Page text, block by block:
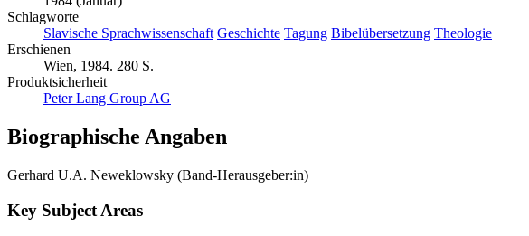
Schlagworte
Slavische Sprachwissenschaft Geschichte Tagung Bibelübersetzung Theologie
Erschienen
Wien, 1984. 280 S.
Produktsicherheit
Peter Lang Group AG
Biographische Angaben
Gerhard U.A. Neweklowsky (Band-Herausgeber:in)
Key Subject Areas